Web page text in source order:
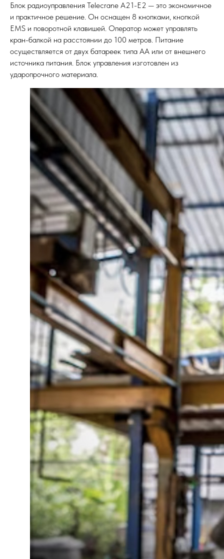
Блок радиоуправления Telecrane A21-E2 — это экономичное
и практичное решение. Он оснащен 8 кнопками, кнопкой
EMS и поворотной клавишей. Оператор может управлять
кран-балкой на расстоянии до 100 метров. Питание
осуществляется от двух батареек типа АА или от внешнего
источника питания. Блок управления изготовлен из
ударопрочного материала.